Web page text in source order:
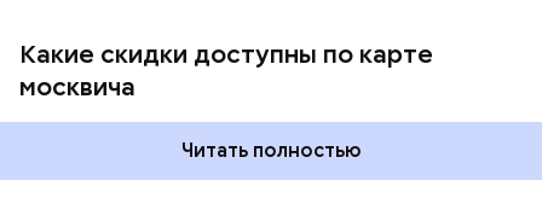
Какие скидки доступны по карте
москвича
Читать полностью
— На сегодняшний день уже готово более 50
Тимирязевского парка до Лосиного Острова за
счет проложения велополос на улицах между